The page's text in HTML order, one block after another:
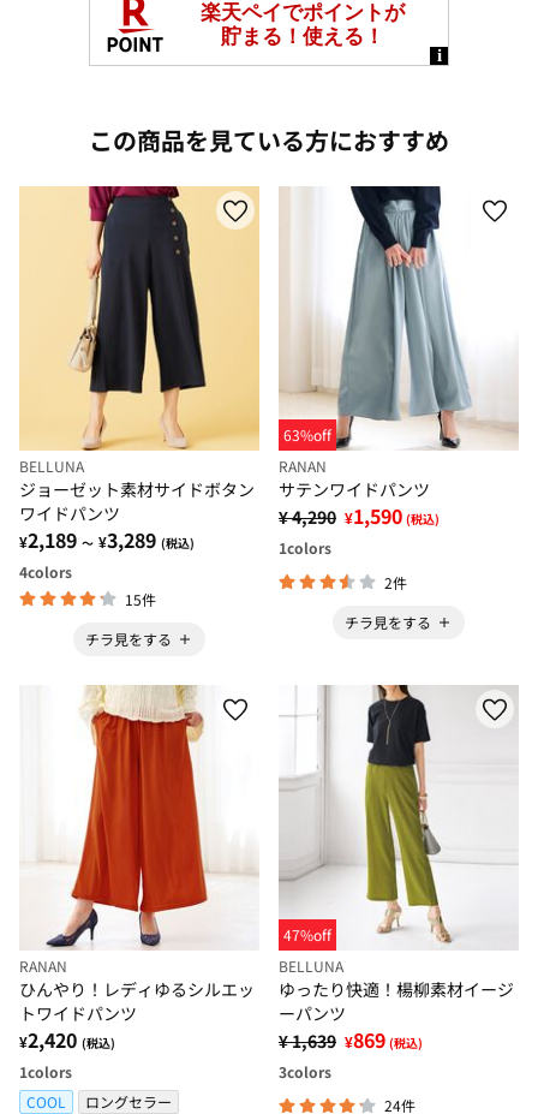
この商品を見ている方におすすめ
BELLUNA
ジョーゼット素材サイドボタン
ワイドパンツ
¥2,189 ～ ¥3,289 (税込)
4colors
15件
チラ見をする
63%off
RANAN
サテンワイドパンツ
¥ 4,290 ¥1,590 (税込)
1colors
2件
チラ見をする
RANAN
ひんやり！レディゆるシルエッ
トワイドパンツ
¥2,420 (税込)
1colors
COOL
ロングセラー
47%off
BELLUNA
ゆったり快適！楊柳素材イージ
ーパンツ
¥ 1,639 ¥869 (税込)
3colors
24件